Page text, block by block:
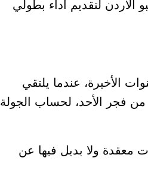
يسعى لاعبو الأردن لتقديم أداء بطولي
الأخيرة، عندما يلتقي
فجر الأحد، لحساب الجولة
معقدة ولا بديل فيها عن